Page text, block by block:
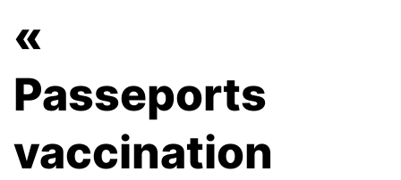
«
Passeports
vaccination